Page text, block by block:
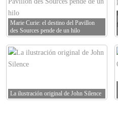
Marie Curie: el destino del Pavillon
des Sources pende de un hilo
La ilustración original de John Silence